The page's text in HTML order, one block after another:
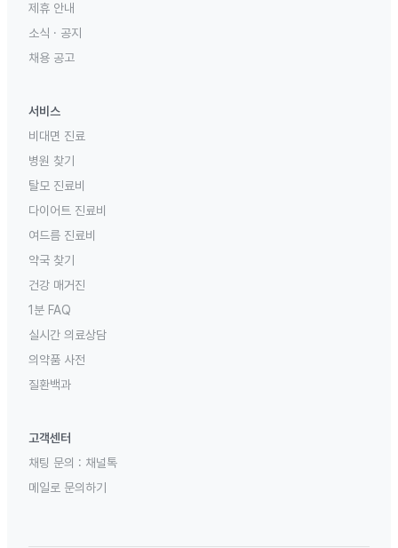
제휴 안내
소식 · 공지
채용 공고
서비스
비대면 진료
병원 찾기
탈모 진료비
다이어트 진료비
여드름 진료비
약국 찾기
건강 매거진
1분 FAQ
실시간 의료상담
의약품 사전
질환백과
고객센터
채팅 문의 : 채널톡
메일로 문의하기